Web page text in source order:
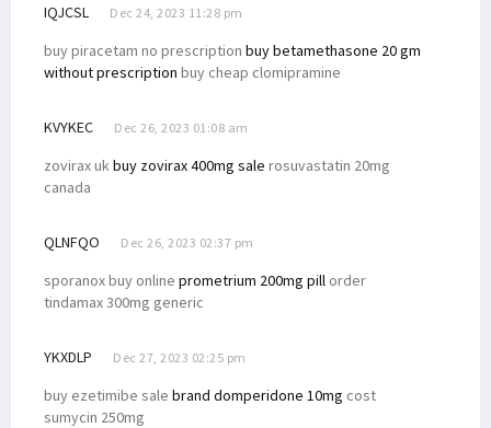
IQJCSL Dec 24, 2023 11:28 pm
buy piracetam no prescription buy betamethasone 20 gm
without prescription buy cheap clomipramine
KVYKEC Dec 26, 2023 01:08 am
zovirax uk buy zovirax 400mg sale rosuvastatin 20mg
canada
QLNFQO Dec 26, 2023 02:37 pm
sporanox buy online prometrium 200mg pill order
tindamax 300mg generic
YKXDLP Dec 27, 2023 02:25 pm
buy ezetimibe sale brand domperidone 10mg cost
sumycin 250mg